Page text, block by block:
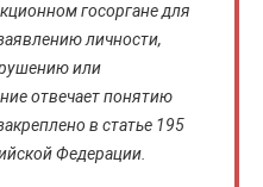
госоргане для
личности,
или
отвечает понятию
в статье 195
Федерации.